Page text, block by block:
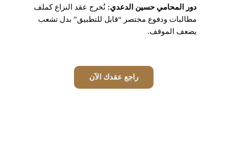
دور المحامي حسين الدعدي: نُخرج عقد النزاع كملف
مطالبات ودفوع مختصر “قابل للتطبيق” بدل تشعب
يضعف الموقف.
راجع عقدك الآن